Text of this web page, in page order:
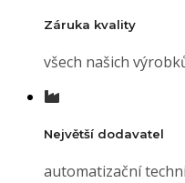
Záruka kvality
všech našich
Největší dodavatel
automatizační